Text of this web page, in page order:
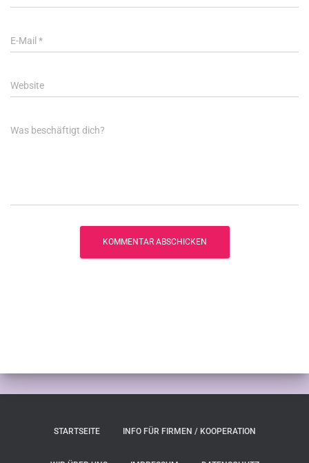
E-Mail *
Website
Was beschäftigt dich?
STARTSEITE INFO FÜR FIRMEN / KOOPERATION